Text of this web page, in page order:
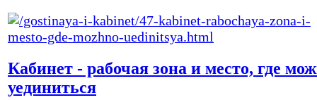
Кабинет - рабочая зона и место, где
уединиться